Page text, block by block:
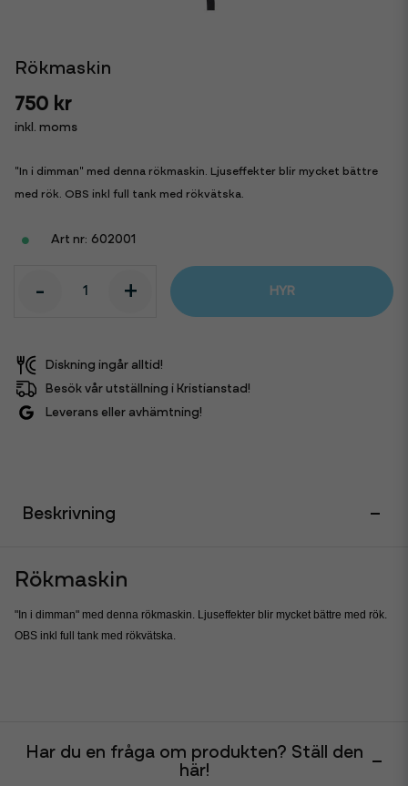
Rökmaskin
750 kr
inkl. moms
"In i dimman" med denna rökmaskin. Ljuseffekter blir mycket bättre
med rök. OBS inkl full tank med rökvätska.
602001
- + HYR
Diskning ingår alltid!
Besök vår utställning i Kristianstad!
Leverans eller avhämtning!
Beskrivning
Rökmaskin
"In i dimman" med denna rökmaskin. Ljuseffekter blir mycket bättre med rök.
OBS inkl full tank med rökvätska.
Har du en fråga om produkten? Ställ den
här!